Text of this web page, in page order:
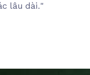
lâu dài."